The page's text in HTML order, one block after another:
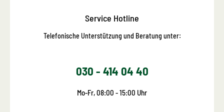
Service Hotline
Telefonische Unterstützung und Beratung unter:
030 - 414 04 40
Mo-Fr, 08:00 - 15:00 Uhr